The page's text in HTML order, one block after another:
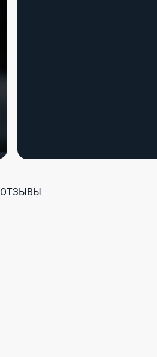
ОТЗЫВЫ